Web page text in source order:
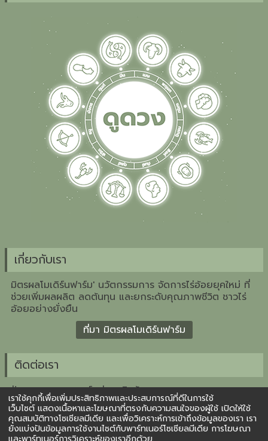
เกี่ยวกับเรา
มิตรผลโมเดิร์นฟาร์ม' นวัตกรรมการ จัดการไร่อ้อยยุคใหม่ ที่
ช่วยเพิ่มผลผลิต ลดต้นทุน และยกระดับคุณภาพชีวิต ชาวไร่
อ้อยอย่างยั่งยืน
ที่มา มิตรผลโมเดิร์นฟาร์ม
ติดต่อเรา
ฝ่ายวางแผนกลยุทธ์กลุ่มธุรกิจอ้อย
บริษัท น้ำตาลมิตรผล จำกัด
2 อาคารเพลินจิตเซ็นเตอร์ ชั้น 3 ถ.สุขุมวิท คลองเตย
กรุงเทพ 10110
เราใช้คุกกี้เพื่อเพิ่มประสิทธิภาพและประสบการณ์ที่ดีในการใช้
เว็บไซต์ แสดงเนื้อหาและโฆษณาที่ตรงกับความสนใจของผู้ใช้ เปิดให้ใช้
คุณสมบัติทางโซเชียลมีเดีย และเพื่อวิเคราะห์การเข้าถึงข้อมูลของเรา เรา
ยังแบ่งปันข้อมูลการใช้งานไซต์กับพาร์ทเนอร์โซเชียลมีเดีย การโฆษณา